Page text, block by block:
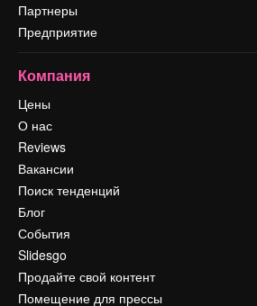
Партнеры
Предприятие
Компания
Цены
О нас
Reviews
Вакансии
Поиск тенденций
Блог
События
Slidesgo
Продайте свой контент
Помещение для прессы